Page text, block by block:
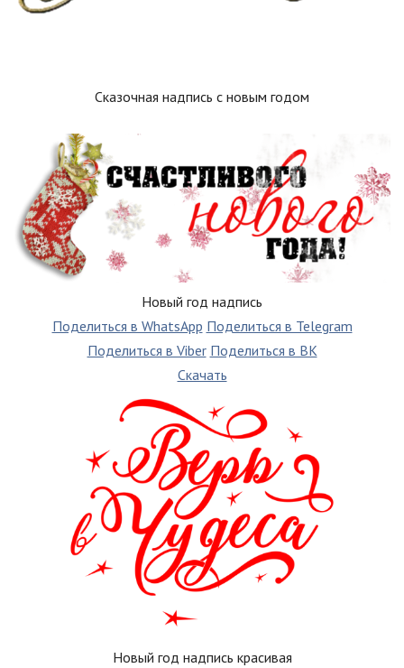
Сказочная надпись с новым годом
Новый год надпись
Поделиться в WhatsApp Поделиться в Telegram
Поделиться в Viber Поделиться в ВК
Скачать
Новый год надпись красивая